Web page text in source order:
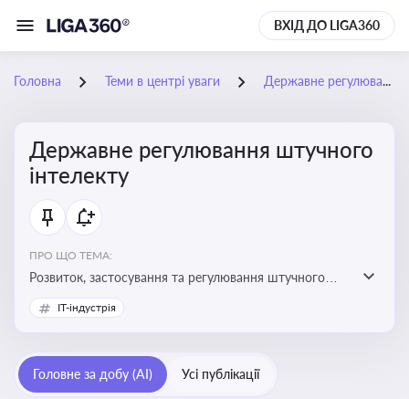
ВХІД ДО LIGA360
Головна Теми в центрі уваги Державне регулювання штучного інтелекту
Державне регулювання штучного
інтелекту
ПРО ЩО ТЕМА:
Розвиток, застосування та регулювання штучного
інтелекту в різних сферах — від управління бізнесом
до державного сектора
IT-індустрія
Головне за добу (AI) Усі публікації